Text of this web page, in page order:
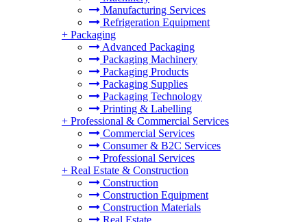
Manufacturing Services
Refrigeration Equipment
+ Packaging
Advanced Packaging
Packaging Machinery
Packaging Products
Packaging Supplies
Packaging Technology
Printing & Labelling
+ Professional & Commercial Services
Commercial Services
Consumer & B2C Services
Professional Services
+ Real Estate & Construction
Construction
Construction Equipment
Construction Materials
Real Estate